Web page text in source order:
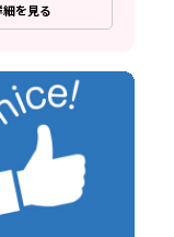
細を見る